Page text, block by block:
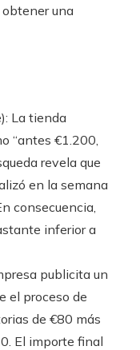
una
La tienda
“antes €1.200,
revela que
en la semana
consecuencia,
inferior a
publicita un
el proceso de
de €80 más
El importe final